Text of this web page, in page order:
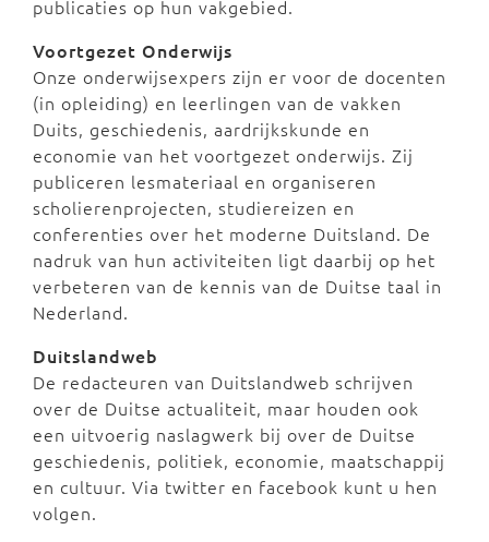
publicaties op hun vakgebied.
Voortgezet Onderwijs
Onze onderwijsexpers zijn er voor de docenten
(in opleiding) en leerlingen van de vakken
Duits, geschiedenis, aardrijkskunde en
economie van het voortgezet onderwijs. Zij
publiceren lesmateriaal en organiseren
scholierenprojecten, studiereizen en
conferenties over het moderne Duitsland. De
nadruk van hun activiteiten ligt daarbij op het
verbeteren van de kennis van de Duitse taal in
Nederland.
Duitslandweb
De redacteuren van Duitslandweb schrijven
over de Duitse actualiteit, maar houden ook
een uitvoerig naslagwerk bij over de Duitse
geschiedenis, politiek, economie, maatschappij
en cultuur. Via twitter en facebook kunt u hen
volgen.